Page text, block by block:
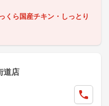
くら国産チキン・しっとり
道店